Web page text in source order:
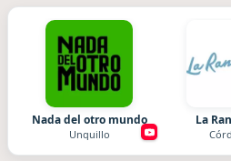
Nada del otro mundo
Unquillo
La